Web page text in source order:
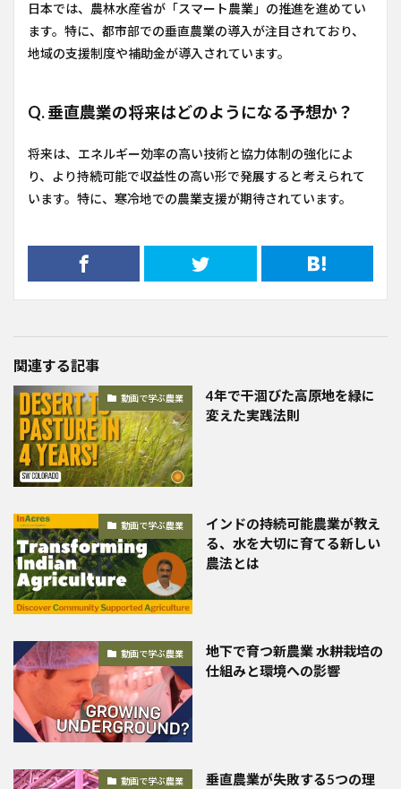
日本では、農林水産省が「スマート農業」の推進を進めてい
ます。特に、都市部での垂直農業の導入が注目されており、
地域の支援制度や補助金が導入されています。
Q. 垂直農業の将来はどのようになる予想か？
将来は、エネルギー効率の高い技術と協力体制の強化によ
り、より持続可能で収益性の高い形で発展すると考えられて
います。特に、寒冷地での農業支援が期待されています。
関連する記事
動画で学ぶ農業
4年で干涸びた高原地を緑に
変えた実践法則
動画で学ぶ農業
インドの持続可能農業が教え
る、水を大切に育てる新しい
農法とは
動画で学ぶ農業
地下で育つ新農業 水耕栽培の
仕組みと環境への影響
動画で学ぶ農業
垂直農業が失敗する5つの理